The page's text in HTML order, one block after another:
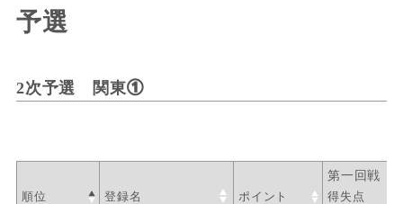
予選
2次予選 関東①
順位 登録名 ポイント 得失点